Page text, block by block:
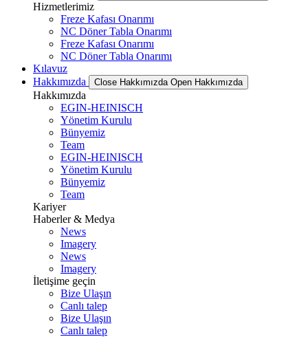
Hizmetlerimiz
Freze Kafası Onarımı
NC Döner Tabla Onarımı
Freze Kafası Onarımı
NC Döner Tabla Onarımı
Kılavuz
Hakkımızda
Close Hakkımızda Open Hakkımızda
Hakkımızda
EGIN-HEINISCH
Yönetim Kurulu
Bünyemiz
Team
EGIN-HEINISCH
Yönetim Kurulu
Bünyemiz
Team
Kariyer
Haberler & Medya
News
Imagery
News
Imagery
İletişime geçin
Bize Ulaşın
Canlı talep
Bize Ulaşın
Canlı talep